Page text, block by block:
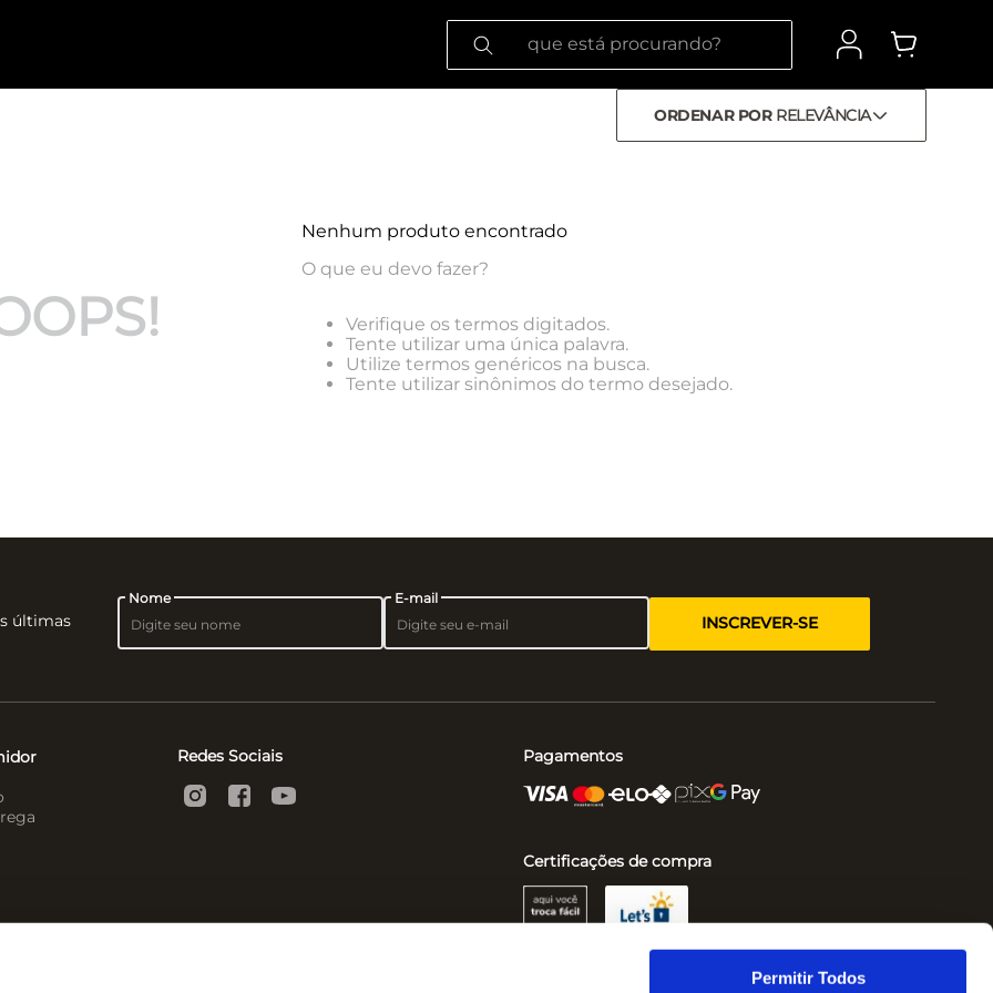
Permitir Todos
O que está procurando?
ORDENAR POR RELEVÂNCIA
Nenhum produto encontrado
O que eu devo fazer?
Verifique os termos digitados.
Tente utilizar uma única palavra.
Utilize termos genéricos na busca.
Tente utilizar sinônimos do termo desejado.
últimas
Nome E-mail
INSCREVER-SE
Redes Sociais Pagamentos
Certificações de compra